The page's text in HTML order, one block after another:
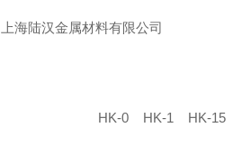
上海陆汉金属材料有限公司
HK-0 HK-1 HK-15 HK-